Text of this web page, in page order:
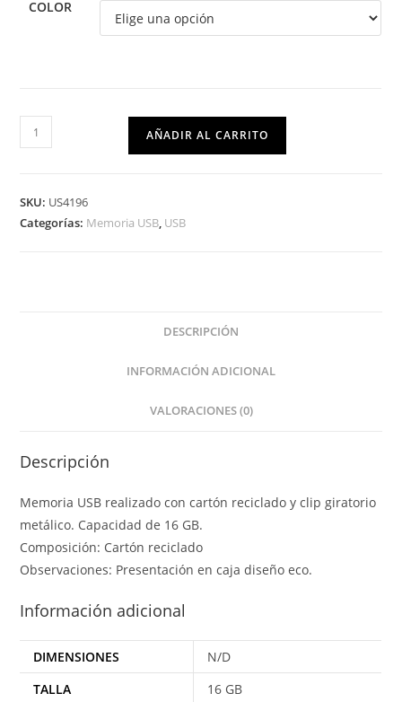
COLOR
AÑADIR AL CARRITO
SKU: US4196
Categorías: Memoria USB, USB
DESCRIPCIÓN
INFORMACIÓN ADICIONAL
VALORACIONES (0)
Descripción
Memoria USB realizado con cartón reciclado y clip giratorio
metálico. Capacidad de 16 GB.
Composición: Cartón reciclado
Observaciones: Presentación en caja diseño eco.
Información adicional
DIMENSIONES
N/D
TALLA
16 GB